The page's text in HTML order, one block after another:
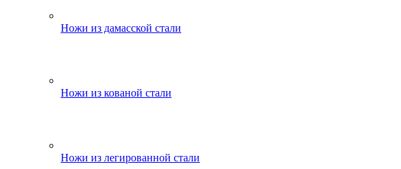
Ножи из дамасской стали
Ножи из кованой стали
Ножи из легированной стали